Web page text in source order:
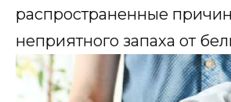
распространенные
неприятного запаха от